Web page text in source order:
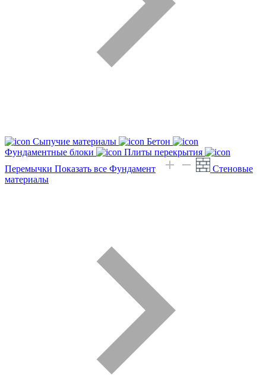
Сыпучие материалы
Бетон
Фундаментные блоки
Плиты перекрытия
Перемычки Показать все Фундамент
Стеновые
материалы